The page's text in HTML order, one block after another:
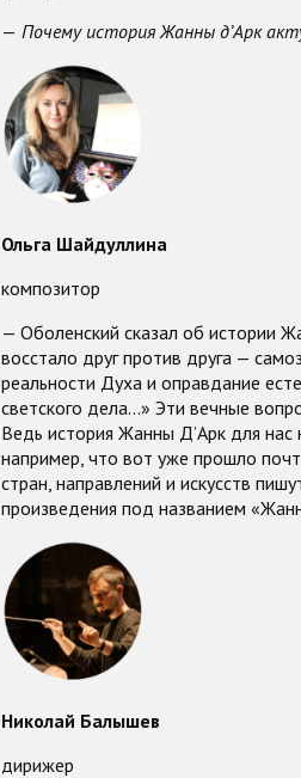
— Почему история Жанны д’Арк
Ольга Шайдуллина
композитор
— Оболенский сказал об истории
восстало друг против друга —
реальности Духа и оправдание
светского дела…» Эти вечные
Ведь история Жанны Д’Арк для нас
например, что вот уже прошло
стран, направлений и искусств
произведения под названием
Николай Балышев
дирижер